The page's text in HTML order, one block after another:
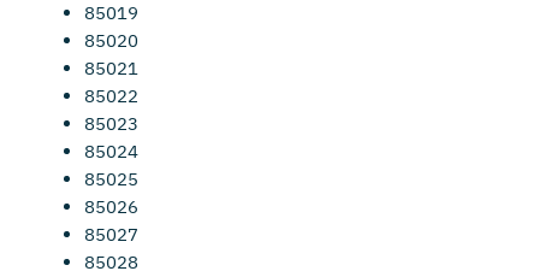
85019
85020
85021
85022
85023
85024
85025
85026
85027
85028